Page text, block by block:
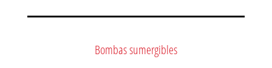
Bombas sumergibles